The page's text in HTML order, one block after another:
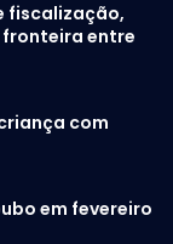
fiscalização,
entre
com
em fevereiro